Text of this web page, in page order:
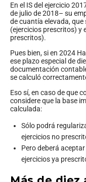
En el IS del ejercicio
de julio de 2018– su
de cuantía elevada,
(ejercicios prescritos) y
prescritos).
Pues bien, si en 2024
ese plazo especial de
documentación
se calculó
Eso sí, en caso de que
considere que la base
calculada:
Sólo podrá
ejercicios no
Pero deberá
ejercicios ya